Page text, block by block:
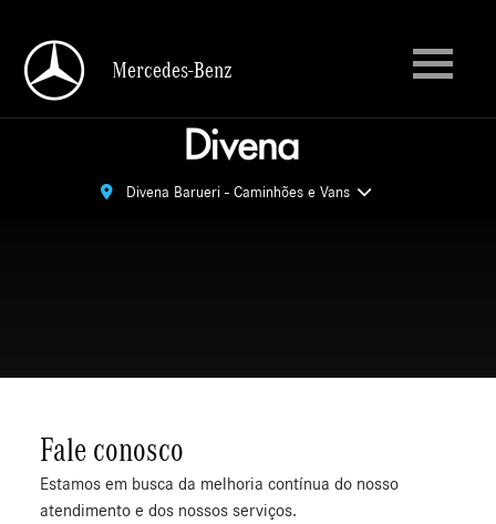
Mercedes-Benz
Divena Barueri - Caminhões e Vans
Fale conosco
Estamos em busca da melhoria contínua do nosso
atendimento e dos nossos serviços.
Mercedes-Benz
Divena Barueri - Caminhões e Vans